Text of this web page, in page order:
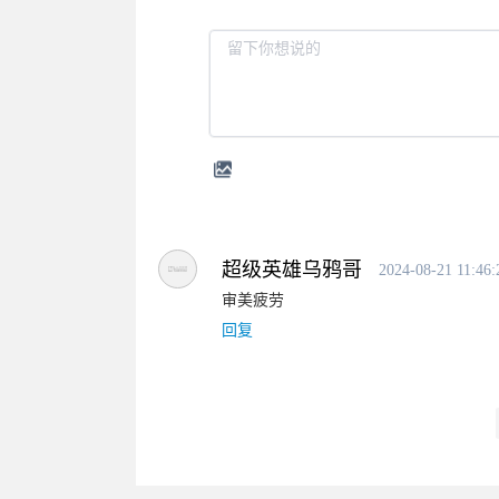
超级英雄乌鸦哥
2024-08-21
审美疲劳
回复